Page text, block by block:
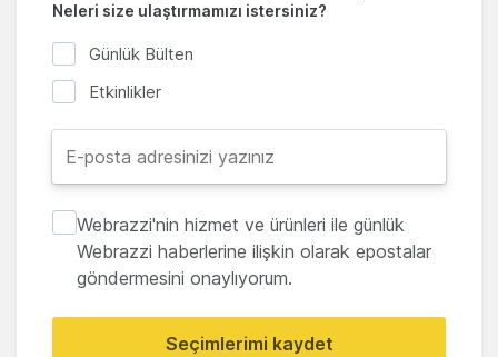
Neleri size ulaştırmamızı istersiniz?
Günlük Bülten
Etkinlikler
Webrazzi'nin hizmet ve ürünleri ile günlük
Webrazzi haberlerine ilişkin olarak epostalar
göndermesini onaylıyorum.
Seçimlerimi kaydet